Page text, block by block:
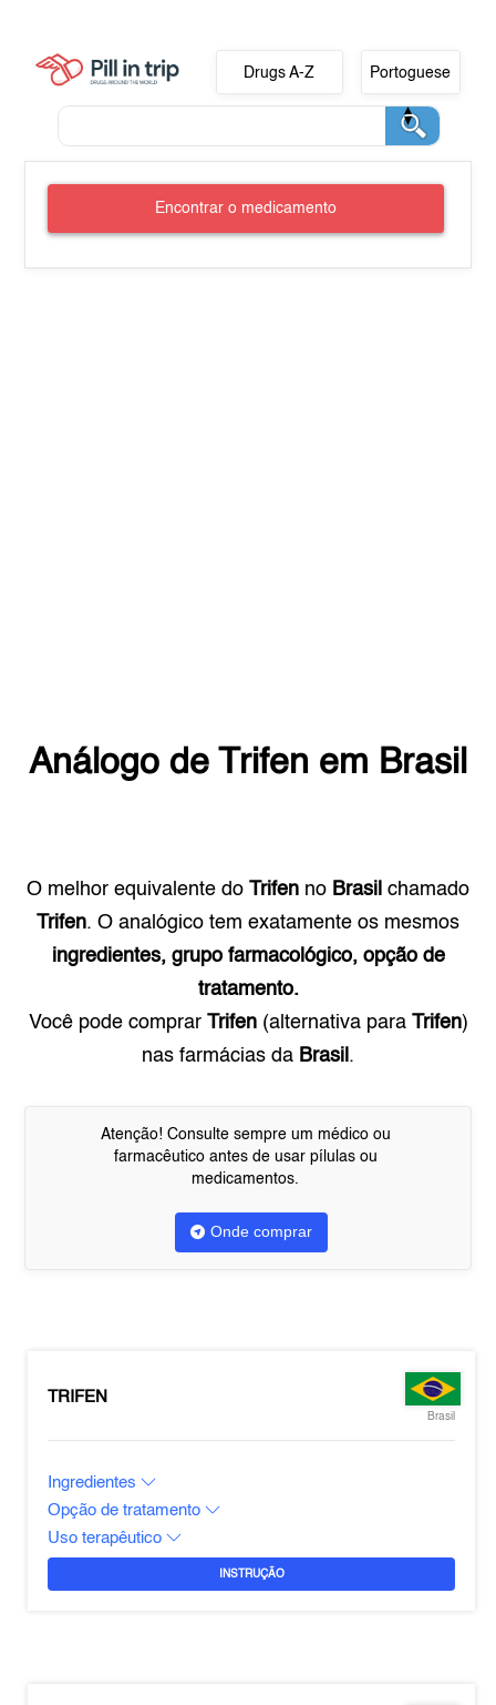
Drugs A-Z Portoguese
Encontrar o medicamento
Análogo de Trifen em Brasil
O melhor equivalente do Trifen no Brasil chamado
Trifen. O analógico tem exatamente os mesmos
ingredientes, grupo farmacológico, opção de
tratamento.
Você pode comprar Trifen(alternativa para Trifen)
nas farmácias da Brasil .
Atenção! Consulte sempre um médico ou
farmacêutico antes de usar pílulas ou
medicamentos.
Onde comprar
TRIFEN
Brasil
Ingredientes
Opção de tratamento
Uso terapêutico
INSTRUÇÃO